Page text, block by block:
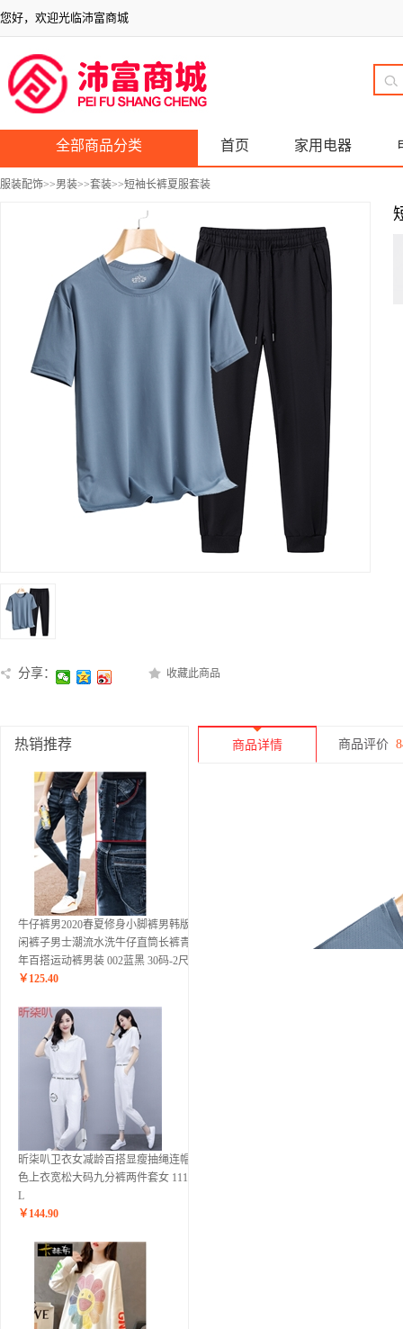
您好，欢迎光临沛富商城
全部商品分类 首页 家用电器
服装配饰>>男装>>套装>>短袖长裤夏服套装
分享： 收藏此商品
热销推荐
牛仔裤男2020春夏修身小脚裤男韩版休
闲裤子男士潮流水洗牛仔直筒长裤青少
年百搭运动裤男装 002蓝黑 30码-2尺3
￥ 125.40
昕柒叭卫衣女减龄百搭显瘦抽绳连帽纯
色上衣宽松大码九分裤两件套女 1117白
L
￥ 144.90
商品详情 商品评价